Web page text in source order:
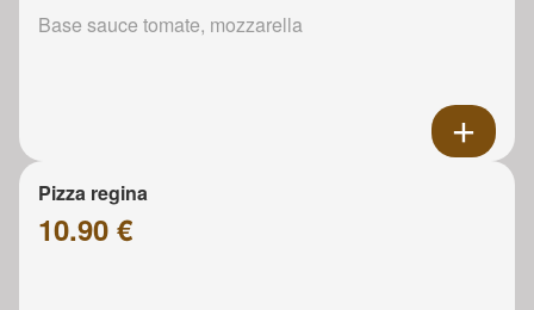
Base sauce tomate, mozzarella
Pizza regina
10.90 €